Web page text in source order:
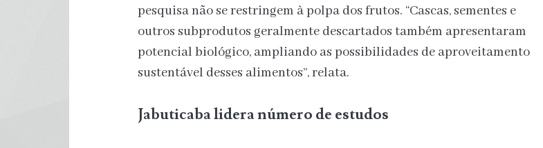
pesquisa não se restringem à polpa dos frutos. “Cascas, sementes e
outros subprodutos geralmente descartados também apresentaram
potencial biológico, ampliando as possibilidades de aproveitamento
sustentável desses alimentos”, relata.
Jabuticaba lidera número de estudos